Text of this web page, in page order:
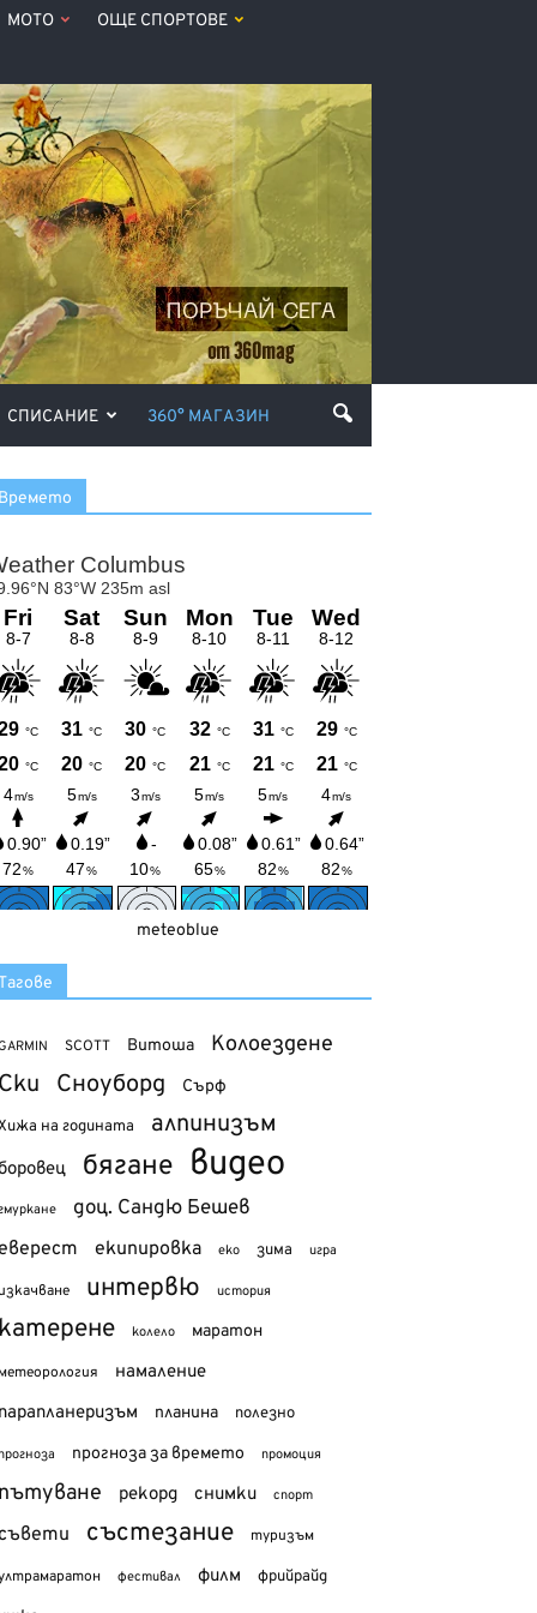
МОТО ОЩЕ СПОРТОВЕ
СПИСАНИЕ 360° МАГАЗИН
meteoblue
SCOTT Витоша Колоездене
Сноуборд Сърф
на годината алпинизъм
бягане видео
доц. Сандю Бешев
екипировка еко зима игра
интервю история
колело маратон
намаление
планина полезно
прогноза за времето промоция
рекорд снимки спорт
състезание туризъм
фестивал филм фрийрайд